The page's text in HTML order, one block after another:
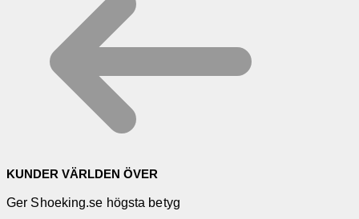
KUNDER VÄRLDEN ÖVER
Ger Shoeking.se högsta betyg